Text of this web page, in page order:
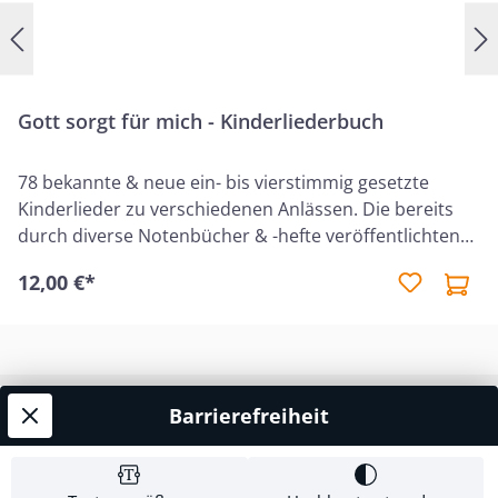
Gott sorgt für mich - Kinderliederbuch
78 bekannte & neue ein- bis vierstimmig gesetzte
Kinderlieder zu verschiedenen Anlässen. Die bereits
durch diverse Notenbücher & -hefte veröffentlichten
neu!
12,00 €*
Service-Hotline
Shop Service
Barrierefreiheit